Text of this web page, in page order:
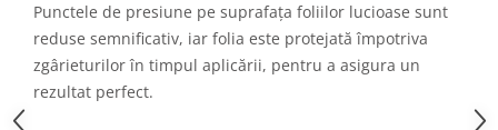
Punctele de presiune pe suprafața foliilor lucioase sunt
reduse semnificativ, iar folia este protejată împotriva
zgârieturilor în timpul aplicării, pentru a asigura un
rezultat perfect.